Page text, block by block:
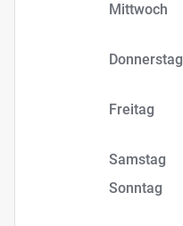
Mittwoch
Donnerstag
Freitag
Samstag
Sonntag